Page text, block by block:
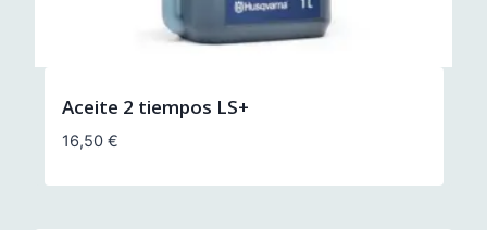
Aceite 2 tiempos LS+
16,50 €